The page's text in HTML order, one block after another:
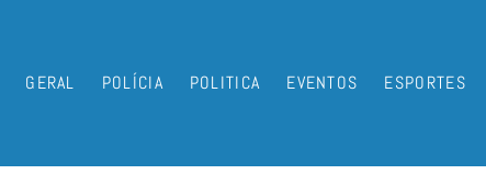
GERAL POLÍCIA POLITICA EVENTOS ESPORTES